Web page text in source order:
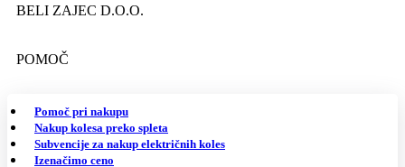
BELI ZAJEC D.O.O.
POMOČ
Pomoč pri nakupu
Nakup kolesa preko spleta
Subvencije za nakup električnih koles
Izenačimo ceno